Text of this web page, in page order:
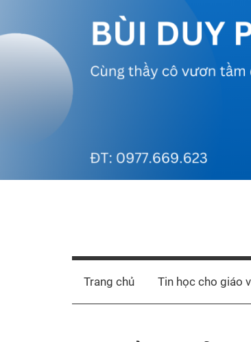
Bùi
Duy
thầy
Trang chủ Tin học cho giáo